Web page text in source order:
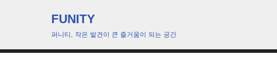
츠
FUNITY
퍼니티, 작은 발견이 큰 즐거움이 되는 공간